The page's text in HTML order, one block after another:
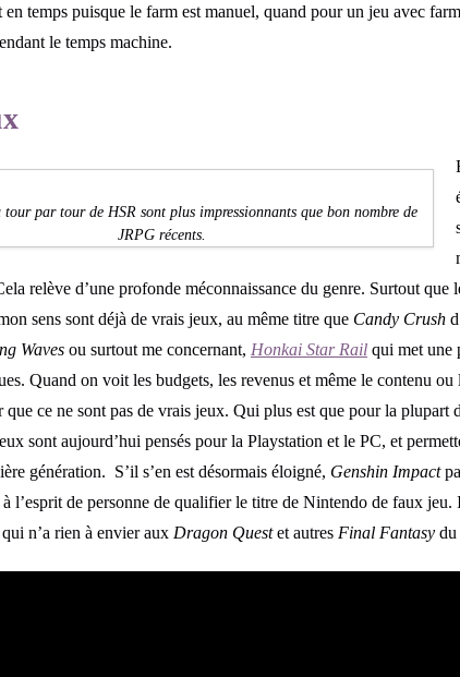
en temps puisque le farm est manuel, quand pour un jeu avec
le temps machine.
tour par tour de HSR sont plus impressionnants que bon nombre de
JRPG récents.
relève d’une profonde méconnaissance du genre. Surtout que
sens sont déjà de vrais jeux, au même titre que Candy Crush
Waves ou surtout me concernant, Honkai Star Rail qui met une
Quand on voit les budgets, les revenus et même le contenu
ce ne sont pas de vrais jeux. Qui plus est que pour la plupart
sont aujourd’hui pensés pour la Playstation et le PC, et
génération. S’il s’en est désormais éloigné, Genshin Impact
l’esprit de personne de qualifier le titre de Nintendo de faux jeu.
n’a rien à envier aux Dragon Questet autres Final Fantasy du